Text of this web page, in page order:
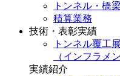
トンネル・橋
積算業務
技術・表彰実績
トンネル覆工
（インフラメ
実績紹介